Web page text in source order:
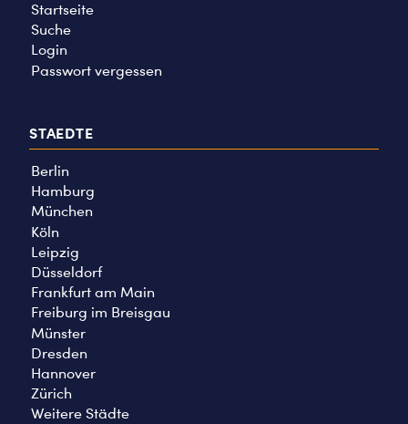
Startseite
Suche
Login
Passwort vergessen
STAEDTE
Berlin
Hamburg
München
Köln
Leipzig
Düsseldorf
Frankfurt am Main
Freiburg im Breisgau
Münster
Dresden
Hannover
Zürich
Weitere Städte